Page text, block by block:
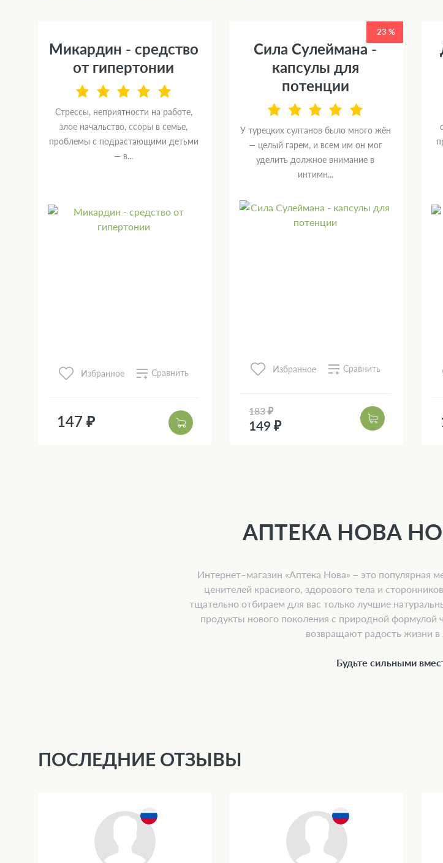
Микардин - средство
от гипертонии
Стрессы, неприятности на работе,
злое начальство, ссоры в семье,
проблемы с подрастающими детьми
— в...
Избранное Сравнить
147 ₽
23 %
Сила Сулеймана -
капсулы для
потенции
У турецких султанов было много жён
— целый гарем, и всем им он мог
уделить должное внимание в
интимн...
Избранное Сравнить
183 ₽
149 ₽
АПТЕКА НОВА
Интернет–магазин «Аптека Нова» – это
ценителей красивого, здорового тела и
тщательно отбираем для вас только лучшие
продукты нового поколения с природной формулой
возвращают радость жизни в
Будьте сильными
ПОСЛЕДНИЕ ОТЗЫВЫ